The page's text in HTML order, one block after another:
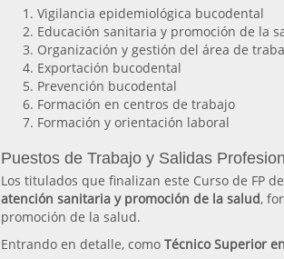
Vigilancia epidemiológica bucodental
Educación sanitaria y promoción de la
Organización y gestión del área de
Exportación bucodental
Prevención bucodental
Formación en centros de trabajo
Formación y orientación laboral
Puestos de Trabajo y Salidas
Los titulados que finalizan este Curso de FP
atención sanitaria y promoción de la salud,
promoción de la salud.
Entrando en detalle, como Técnico Superior